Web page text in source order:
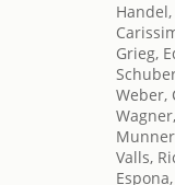
Grieg,
Weber,
Valls,